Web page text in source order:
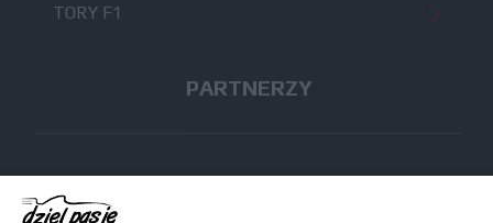
TORY F1
PARTNERZY
skijumping.pl